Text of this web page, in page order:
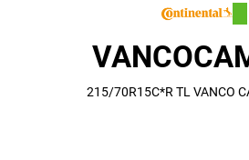
215/70R15C*R TL VANCO